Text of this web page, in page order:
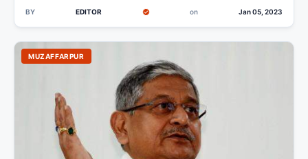
BY EDITOR on Jan 05, 2023
MUZAFFARPUR